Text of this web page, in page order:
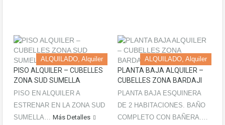
ALQUILADO, Alquiler
PISO ALQUILER – CUBELLES
ZONA SUD SUMELLA
PISO EN ALQUILER A
ESTRENAR EN LA ZONA SUD
SUMELLA… Más Detalles
ALQUILADO, Alquiler
PLANTA BAJA ALQUILER –
CUBELLES ZONA BARDAJI
PLANTA BAJA ESQUINERA
DE 2 HABITACIONES. BAÑO
COMPLETO CON BAÑERA.…